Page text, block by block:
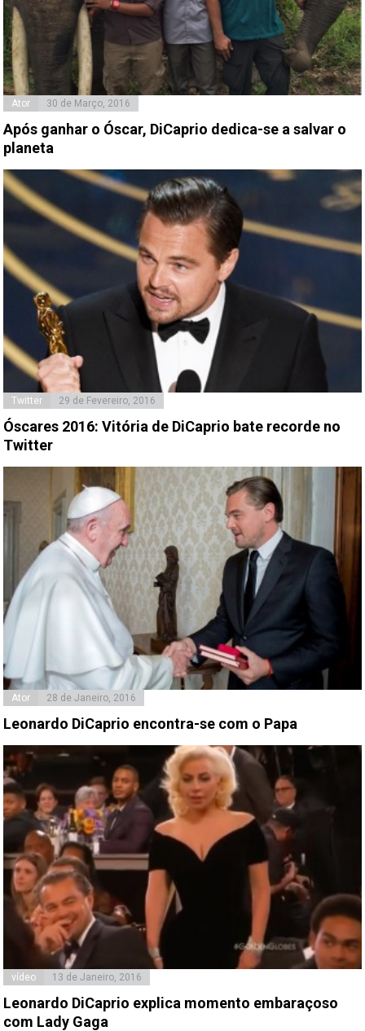
Ator 30 de Março, 2016
Após ganhar o Óscar, DiCaprio dedica-se a salvar o
planeta
Twitter 29 de Fevereiro, 2016
Óscares 2016: Vitória de DiCaprio bate recorde no
Twitter
Ator 28 de Janeiro, 2016
Leonardo DiCaprio encontra-se com o Papa
vídeo 13 de Janeiro, 2016
Leonardo DiCaprio explica momento embaraçoso
com Lady Gaga